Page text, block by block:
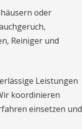
oder
Reiniger und
Leistungen
koordinieren
einsetzen und